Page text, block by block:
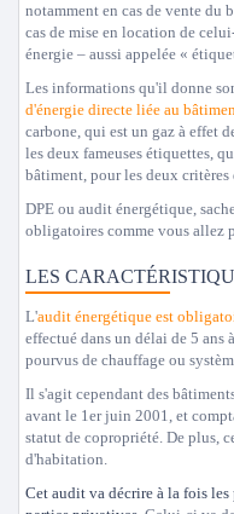
notamment en cas de vente du
cas de mise en location de
énergie – aussi appelée «
Les informations qu'il donne
d'énergie directe liée au
carbone, qui est un gaz à effet
les deux fameuses étiquettes,
bâtiment, pour les deux critères
DPE ou audit énergétique,
obligatoires comme vous allez
LES
L'audit énergétique est
effectué dans un délai de 5 ans
pourvus de chauffage ou
Il s'agit cependant des
avant le 1er juin 2001, et
statut de copropriété. De plus,
d'habitation.
Cet audit va décrire à la fois